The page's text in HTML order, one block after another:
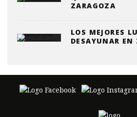
ZARAGOZA
LOS MEJORES
DESAYUNAR EN